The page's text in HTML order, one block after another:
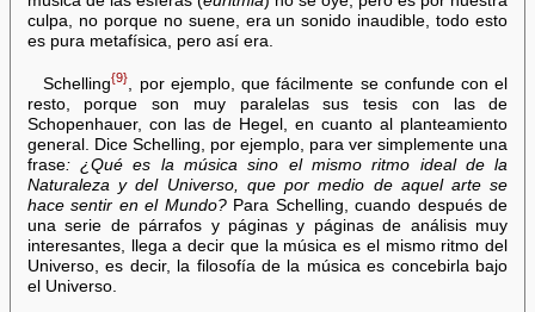
culpa, no porque no suene, era un sonido inaudible, todo esto
es pura metafísica, pero así era.
Schelling{9}
, por ejemplo, que fácilmente se confunde con el
resto, porque son muy paralelas sus tesis con las de
Schopenhauer, con las de Hegel, en cuanto al planteamiento
general. Dice Schelling, por ejemplo, para ver simplemente una
frase: ¿Qué es la música sino el mismo ritmo ideal de la
Naturaleza y del Universo, que por medio de aquel arte se
hace sentir en el Mundo?Para Schelling, cuando después de
una serie de párrafos y páginas y páginas de análisis muy
interesantes, llega a decir que la música es el mismo ritmo del
Universo, es decir, la filosofía de la música es concebirla bajo
el Universo.